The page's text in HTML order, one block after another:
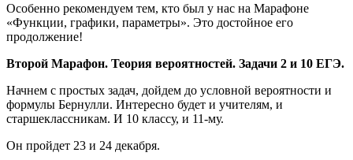
Особенно рекомендуем тем, кто был у нас на Марафоне
«Функции, графики, параметры». Это достойное его
продолжение!
Второй Марафон. Теория вероятностей. Задачи 2 и 10 ЕГЭ.
Начнем с простых задач, дойдем до условной вероятности и
формулы Бернулли. Интересно будет и учителям, и
старшеклассникам. И 10 классу, и 11-му.
Он пройдет 23 и 24 декабря.